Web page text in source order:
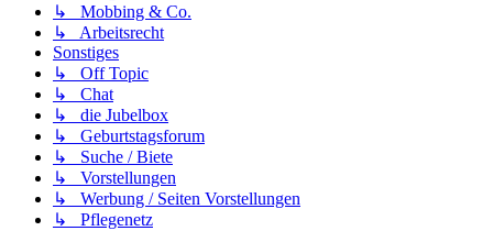
↳ Mobbing & Co.
↳ Arbeitsrecht
Sonstiges
↳ Off Topic
↳ Chat
↳ die Jubelbox
↳ Geburtstagsforum
↳ Suche / Biete
↳ Vorstellungen
↳ Werbung / Seiten Vorstellungen
↳ Pflegenetz